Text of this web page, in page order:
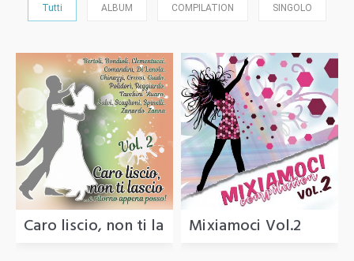
Tutti ALBUM COMPILATION SINGOLO
Caro liscio, non ti lascio (e ritorno appena
Mixiamoci Vol.2